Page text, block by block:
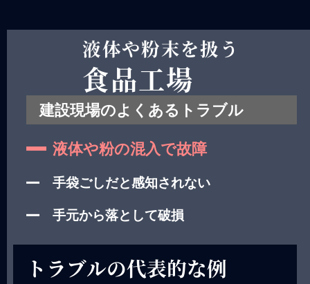
液体や粉末を扱う
食品工場
建設現場のよくあるトラブル
液体や粉の混入で故障
手袋ごしだと感知されない
手元から落として破損
トラブルの代表的な例